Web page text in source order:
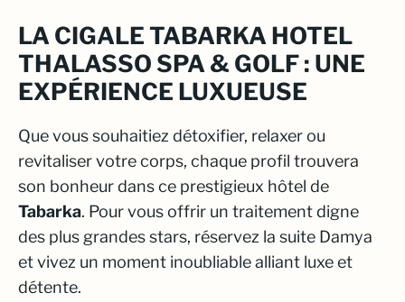
LA CIGALE TABARKA HOTEL
THALASSO SPA & GOLF : UNE
EXPÉRIENCE LUXUEUSE
Que vous souhaitiez détoxifier, relaxer ou
revitaliser votre corps, chaque profil trouvera
son bonheur dans ce prestigieux hôtel de
Tabarka. Pour vous offrir un traitement digne
des plus grandes stars, réservez la suite Damya
et vivez un moment inoubliable alliant luxe et
détente.